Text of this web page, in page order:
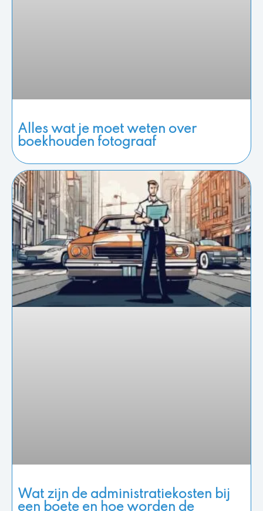
Alles wat je moet weten over
boekhouden fotograaf
Wat zijn de administratiekosten bij
een boete en hoe worden de